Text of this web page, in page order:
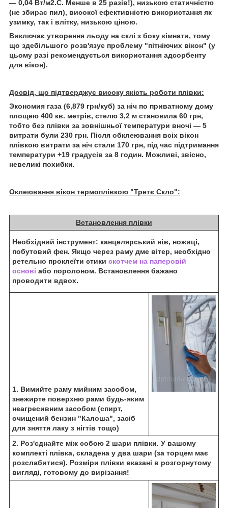
— 0,04 Вт/м2.С. Менше в 25 разів!), низькою статичністю
(не збирає пил), високої ефективністю використання як
узимку, так і влітку, низькою ціною.
Виключає утворення льоду на склі з боку кімнати, тому
що здебільшого розв'язує проблему "пітніючих вікон" (у
цьому разі рекомендується використання адсорбенту
для вікон).
Досвід, що підтверджує високу якість роботи плівки:
Экономия газа (6,879 грн/куб) за ніч по приватному дому
площею 400 кв. метрів, стелю 3,2 м становила 60 грн,
тобто без плівки за зовнішньої температури вночі — 5
витрати були 230 грн. Після обклеювання всіх вікон
плівкою витрати за ніч стали 170 грн, під час підтримання
температури +19 градусів за 8 годин. Можливі, звісно,
невеликі похибки.
Оклеювання вікон термоплівкою "Третє Скло":
Встановлення плівки
Необхідний інструмент: канцелярський ніж, ножиці,
побутовий фен. Якщо через раму дме вітер, необхідно
ретельно проклеїти стики скотчем на паперовій
основі або поролоном. Встановлення бажано
проводити вдвох.
1. Вимийте раму мийним засобом,
знежирте поверхню рами будь-яким
неагресивним засобом (спирт,
очищений бензин "Калоша", засіб
для зняття лаку з нігтів тощо)
2. Роз'єднайте між собою 2 шари плівки. У вашому
комплекті плівка, складена у два шари (за торцем має
розслабитися). Розміри плівки вказані в розгорнутому
вигляді, готовому до вирізання!